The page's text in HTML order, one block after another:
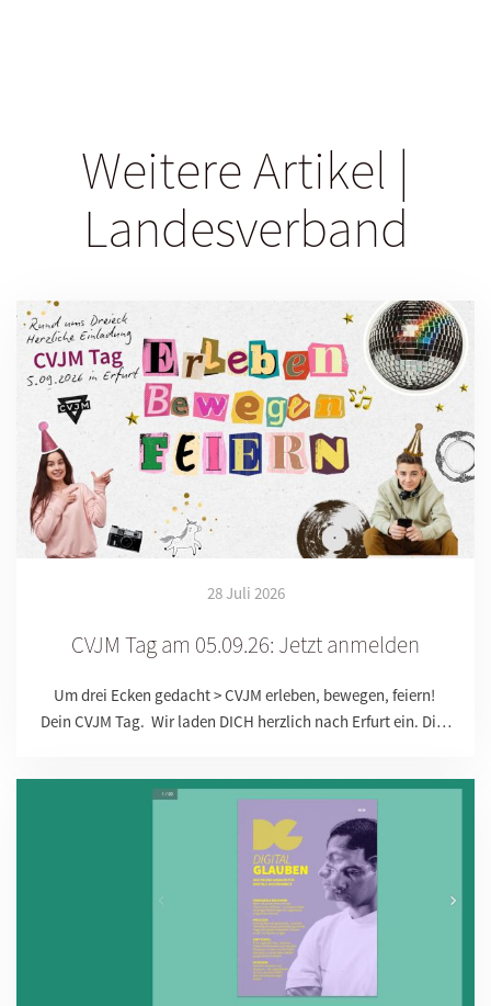
Weitere Artikel |
Landesverband
28 Juli 2026
CVJM Tag am 05.09.26: Jetzt anmelden
Um drei Ecken gedacht > CVJM erleben, bewegen, feiern!
Dein CVJM Tag. Wir laden DICH herzlich nach Erfurt ein. Di…